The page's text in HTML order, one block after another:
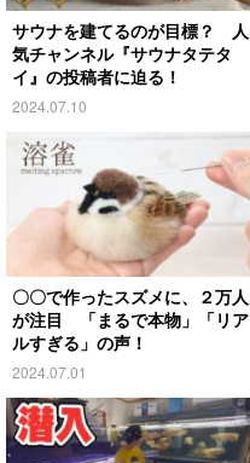
サウナを建てるのが目標？ 人
気チャンネル『サウナタテタ
イ』の投稿者に迫る！
2024.07.10
〇〇で作ったスズメに、２万人
が注目 「まるで本物」「リア
ルすぎる」の声！
2024.07.01